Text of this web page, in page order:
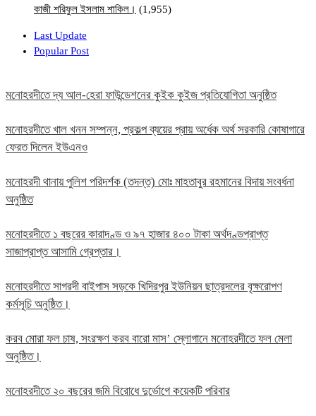
কাজী শরিফুল ইসলাম শাকিল। (1,955)
Last Update
Popular Post
মনোহরদীতে দ্য আল-হেরা ফাউন্ডেশনের কুইক কুইজ প্রতিযোগিতা অনুষ্ঠিত
মনোহরদীতে খাল খনন সম্পন্ন, প্রকল্প ব্যয়ের প্রায় অর্ধেক অর্থ সরকারি কোষাগারে
ফেরত দিলেন ইউএনও
মনোহরদী থানায় পুলিশ পরিদর্শক (তদন্ত) মোঃ মাহতাবুর রহমানের বিদায় সংবর্ধনা
অনুষ্ঠিত
মনোহরদীতে ১ বছরের কারাদণ্ড ও ৯৭ হাজার ৪০০ টাকা অর্থদণ্ডপ্রাপ্ত
সাজাপ্রাপ্ত আসামি গ্রেপ্তার।
মনোহরদীতে সাগরদী বাইপাস সড়কে খিদিরপুর ইউনিয়ন ছাত্রদলের বৃক্ষরোপণ
কর্মসূচি অনুষ্ঠিত।
করব মোরা ফল চাষ, সংরক্ষণ করব বারো মাস’ স্লোগানে মনোহরদীতে ফল মেলা
অনুষ্ঠিত।
মনোহরদীতে ২০ বছরের জমি বিরোধে দুর্ভোগে কয়েকটি পরিবার